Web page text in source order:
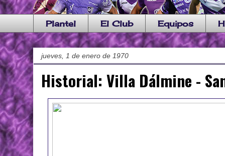
Plantel El Club Equipos
jueves, 1 de enero de 1970
Historial: Villa Dálmine -